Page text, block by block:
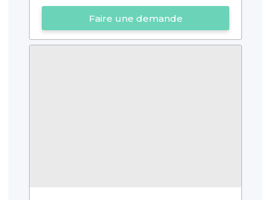
Faire une demande